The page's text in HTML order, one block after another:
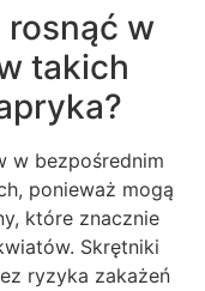
rosnąć w
takich
w bezpośrednim
ponieważ mogą
które znacznie
Skrętniki
ryzyka zakażeń